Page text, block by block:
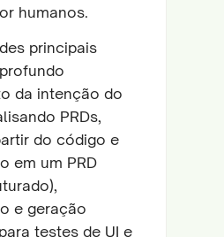
humanos.
principais
da intenção do
PRDs,
do código e
em um PRD
e geração
testes de UI e